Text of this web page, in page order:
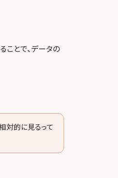
とで、データの
対的に見るって